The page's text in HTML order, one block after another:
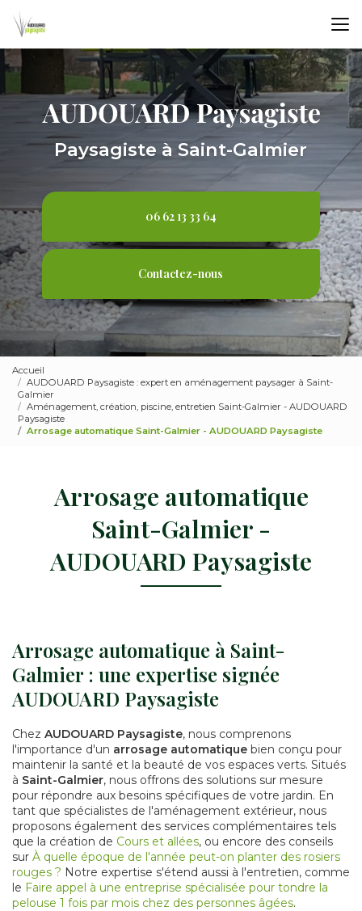
contenu
principal
Paysagiste à Saint-Galmier
06 62 13 33 64
Contactez-nous
Accueil
AUDOUARD Paysagiste : expert en aménagement paysager à Saint-
Galmier
Aménagement, création, piscine, entretien Saint-Galmier - AUDOUARD
Paysagiste
Arrosage automatique Saint-Galmier - AUDOUARD Paysagiste
Arrosage automatique
Saint-Galmier -
AUDOUARD Paysagiste
Arrosage automatique à Saint-
Galmier : une expertise signée
AUDOUARD Paysagiste
Chez AUDOUARD Paysagiste, nous comprenons
l'importance d'un arrosage automatique bien conçu pour
maintenir la santé et la beauté de vos espaces verts. Situés
à Saint-Galmier, nous offrons des solutions sur mesure
pour répondre aux besoins spécifiques de votre jardin. En
tant que spécialistes de l'aménagement extérieur, nous
proposons également des services complémentaires tels
que la création de Cours et allées, ou encore des conseils
sur À quelle époque de l'année peut-on planter des rosiers
rouges ? Notre expertise s'étend aussi à l'entretien, comme
le Faire appel à une entreprise spécialisée pour tondre la
pelouse 1 fois par mois chez des personnes âgées.